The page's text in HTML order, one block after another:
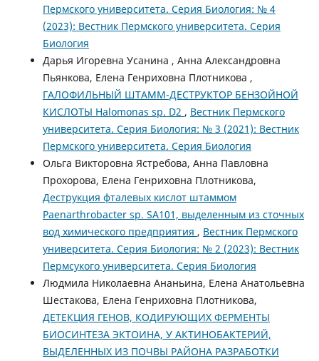
Пермского университета. Серия Биология: № 4
(2023): Вестник Пермского университета. Серия
Биология
Дарья Игоревна Усанина , Анна Александровна
Пьянкова, Елена Генриховна Плотникова ,
ГАЛОФИЛЬНЫЙ ШТАММ-ДЕСТРУКТОР БЕНЗОЙНОЙ
КИСЛОТЫ Halomonas sp. D2 , Вестник Пермского
университета. Серия Биология: № 3 (2021): Вестник
Пермского университета. Серия Биология
Ольга Викторовна Ястребова, Анна Павловна
Прохорова, Елена Генриховна Плотникова,
Деструкция фталевых кислот штаммом
Paenarthrobacter sp. SA101, выделенным из сточных
вод химического предприятия , Вестник Пермского
университета. Серия Биология: № 2 (2023): Вестник
Пермсукого университета. Серия Биология
Людмила Николаевна Ананьина, Елена Анатольевна
Шестакова, Елена Генриховна Плотникова,
ДЕТЕКЦИЯ ГЕНОВ, КОДИРУЮЩИХ ФЕРМЕНТЫ
БИОСИНТЕЗА ЭКТОИНА, У АКТИНОБАКТЕРИЙ,
ВЫДЕЛЕННЫХ ИЗ ПОЧВЫ РАЙОНА РАЗРАБОТКИ